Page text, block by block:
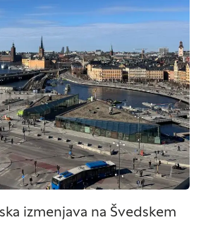
izmenjava na Švedskem